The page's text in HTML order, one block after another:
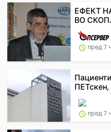
ЕФЕКТ
ВО
пред 7
ПЕТскен,
пред 7